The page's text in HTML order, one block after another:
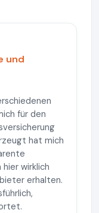
und
für den
hat mich
wirklich
erhalten.